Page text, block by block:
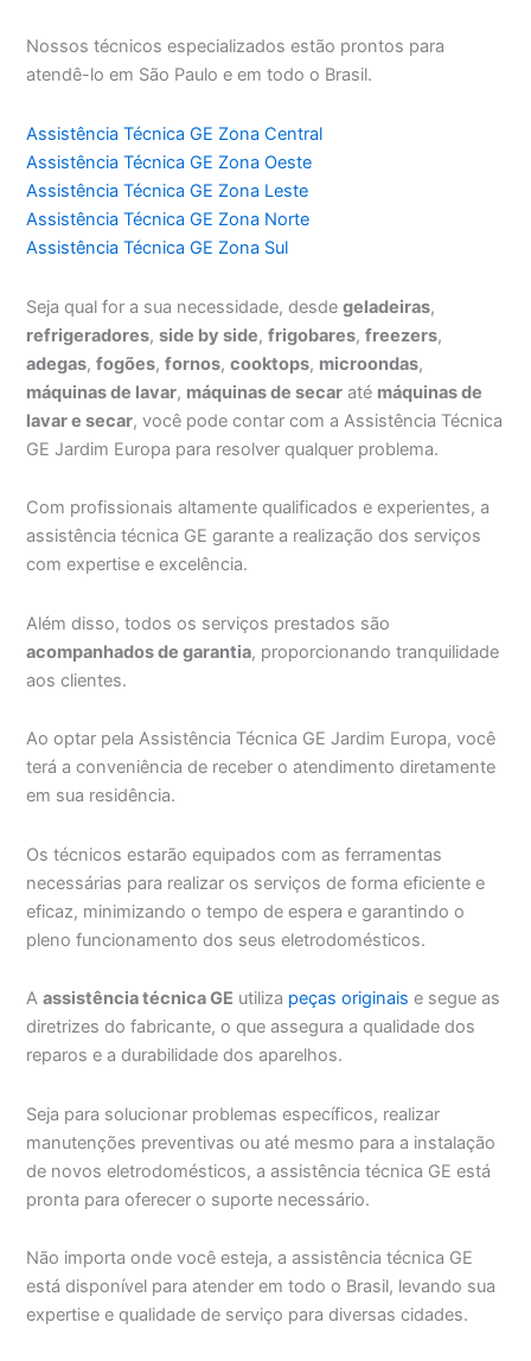
Nossos técnicos especializados estão prontos para
atendê-lo em São Paulo e em todo o Brasil.
Assistência Técnica GE Zona Central
Assistência Técnica GE Zona Oeste
Assistência Técnica GE Zona Leste
Assistência Técnica GE Zona Norte
Assistência Técnica GE Zona Sul
Seja qual for a sua necessidade, desdegeladeiras,
refrigeradores,side by side,frigobares,freezers,
adegas,fogões,fornos,cooktops, microondas,
máquinas de lavar, máquinas de secar até máquinas de
lavar e secar, você pode contar com a Assistência Técnica
GE Jardim Europa para resolver qualquer problema.
Com profissionais altamente qualificados e experientes, a
assistência técnica GE garante a realização dos serviços
com expertise e excelência.
Além disso, todos os serviços prestados são
acompanhados de garantia, proporcionando tranquilidade
aos clientes.
Ao optar pela Assistência Técnica GE Jardim Europa, você
terá a conveniência de receber o atendimento diretamente
em sua residência.
Os técnicos estarão equipados com as ferramentas
necessárias para realizar os serviços de forma eficiente e
eficaz, minimizando o tempo de espera e garantindo o
pleno funcionamento dos seus eletrodomésticos.
Aassistência técnica GE utiliza peças originais e segue as
diretrizes do fabricante, o que assegura a qualidade dos
reparos e a durabilidade dos aparelhos.
Seja para solucionar problemas específicos, realizar
manutenções preventivas ou até mesmo para a instalação
de novos eletrodomésticos, a assistência técnica GE está
pronta para oferecer o suporte necessário.
Não importa onde você esteja, a assistência técnica GE
está disponível para atender em todo o Brasil, levando sua
expertise e qualidade de serviço para diversas cidades.